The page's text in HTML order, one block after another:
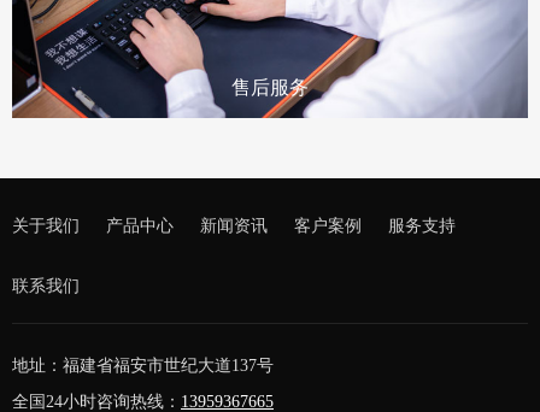
售后服务
关于我们 产品中心 新闻资讯 客户案例 服务支持
联系我们
地址：福建省福安市世纪大道137号
全国24小时咨询热线： 13959367665